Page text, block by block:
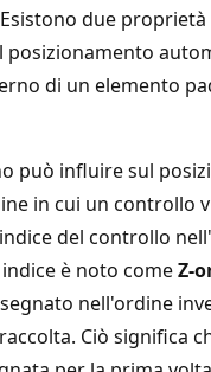
due
posizionamento
di un elemento
può influire sul
in cui un controllo
del controllo
è noto comeZ-
nell'ordine
Ciò significa